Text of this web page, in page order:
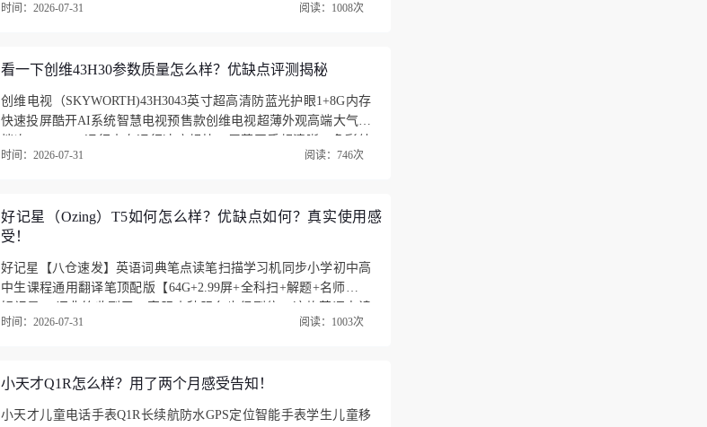
是非常的高，三种模式，直吹风还是风力大一些，其他两种模式模
时间：2026-07-31 阅读：1008次
看一下创维43H30参数质量怎么样？优缺点评测揭秘
创维电视（SKYWORTH)43H3043英寸超高清防蓝光护眼1+8G内存
快速投屏酷开AI系统智慧电视预售款创维电视超薄外观高端大气上
正，音质响亮优美，屏幕尺寸适度，安装连接方便…
时间：2026-07-31 阅读：746次
好记星（Ozing）T5如何怎么样？优缺点如何？真实使用感
受！
好记星【八仓速发】英语词典笔点读笔扫描学习机同步小学初中高
中生课程通用翻译笔顶配版【64G+2.99屏+全科扫+解题+名师课】
笔、翻译笔，买给孩子作新年礼物的，这个词典笔的功能很强大…
时间：2026-07-31 阅读：1003次
小天才Q1R怎么样？用了两个月感受告知！
小天才儿童电话手表Q1R长续航防水GPS定位智能手表学生儿童移